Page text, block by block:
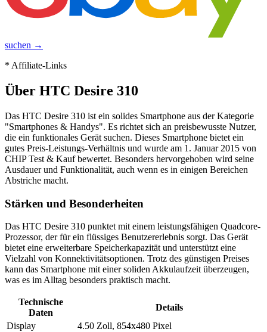
suchen →
* Affiliate-Links
Über HTC Desire 310
Das HTC Desire 310 ist ein solides Smartphone aus der Kategorie
"Smartphones & Handys". Es richtet sich an preisbewusste Nutzer,
die ein funktionales Gerät suchen. Dieses Smartphone bietet ein
gutes Preis-Leistungs-Verhältnis und wurde am 1. Januar 2015 von
CHIP Test & Kauf bewertet. Besonders hervorgehoben wird seine
Ausdauer und Funktionalität, auch wenn es in einigen Bereichen
Abstriche macht.
Stärken und Besonderheiten
Das HTC Desire 310 punktet mit einem leistungsfähigen Quadcore-
Prozessor, der für ein flüssiges Benutzererlebnis sorgt. Das Gerät
bietet eine erweiterbare Speicherkapazität und unterstützt eine
Vielzahl von Konnektivitätsoptionen. Trotz des günstigen Preises
kann das Smartphone mit einer soliden Akkulaufzeit überzeugen,
was es im Alltag besonders praktisch macht.
Technische
Daten
Details
Display
4.50 Zoll, 854x480 Pixel